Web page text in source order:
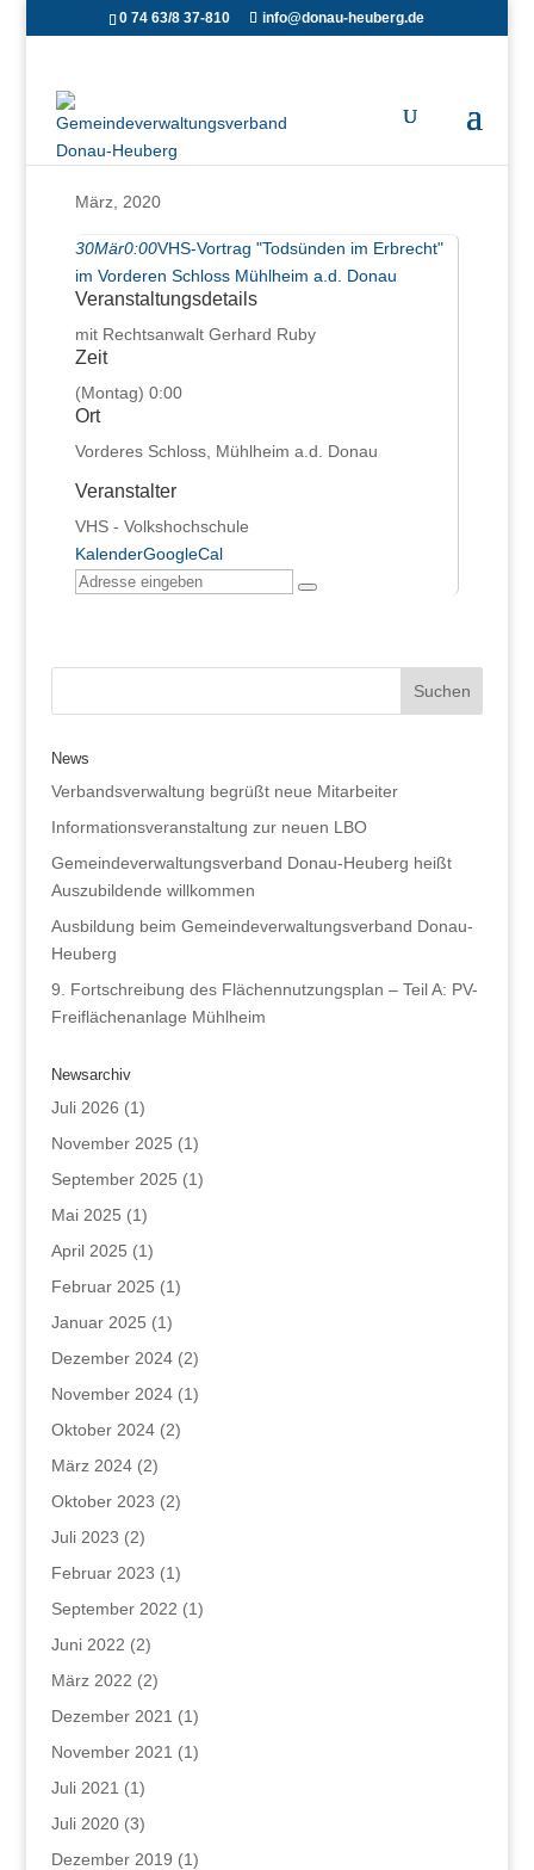
0 74 63/8 37-810 info@donau-heuberg.de
März, 2020
30Mär0:00VHS-Vortrag "Todsünden im Erbrecht"
im Vorderen Schloss Mühlheim a.d. Donau
Veranstaltungsdetails
mit Rechtsanwalt Gerhard Ruby
Zeit
(Montag) 0:00
Ort
Vorderes Schloss, Mühlheim a.d. Donau
Veranstalter
VHS - Volkshochschule
KalenderGoogleCal
News
Verbandsverwaltung begrüßt neue Mitarbeiter
Informationsveranstaltung zur neuen LBO
Gemeindeverwaltungsverband Donau-Heuberg heißt
Auszubildende willkommen
Ausbildung beim Gemeindeverwaltungsverband Donau-
Heuberg
9. Fortschreibung des Flächennutzungsplan – Teil A: PV-
Freiflächenanlage Mühlheim
Newsarchiv
Juli 2026 (1)
November 2025 (1)
September 2025 (1)
Mai 2025 (1)
April 2025 (1)
Februar 2025 (1)
Januar 2025 (1)
Dezember 2024(2)
November 2024(1)
Oktober 2024(2)
März 2024(2)
Oktober 2023 (2)
Juli 2023 (2)
Februar 2023 (1)
September 2022 (1)
Juni 2022 (2)
März 2022 (2)
Dezember 2021 (1)
November 2021 (1)
Juli 2021 (1)
Juli 2020(3)
Dezember 2019 (1)